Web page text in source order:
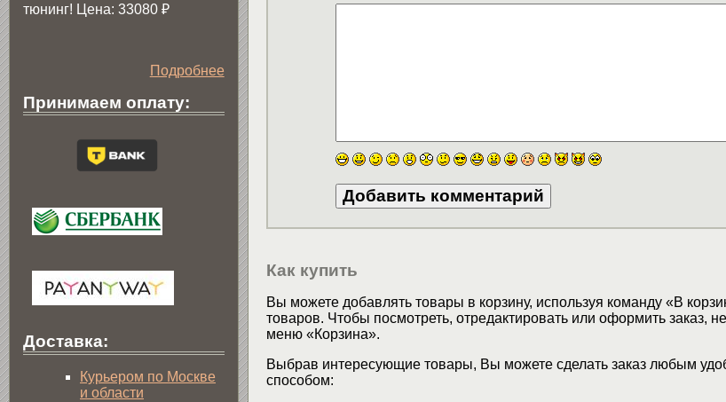
Как купить
Вы можете добавлять товары в корзину, используя команду «В
товаров. Чтобы посмотреть, отредактировать или оформить заказ,
меню «Корзина».
Выбрав интересующие товары, Вы можете сделать заказ любым
способом:
тюнинг! Цена: 33080 ₽
Подробнее
Принимаем оплату:
Доставка:
Курьером по Москве
и области